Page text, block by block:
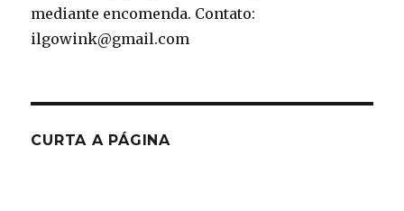
mediante encomenda. Contato:
ilgowink@gmail.com
CURTA A PÁGINA